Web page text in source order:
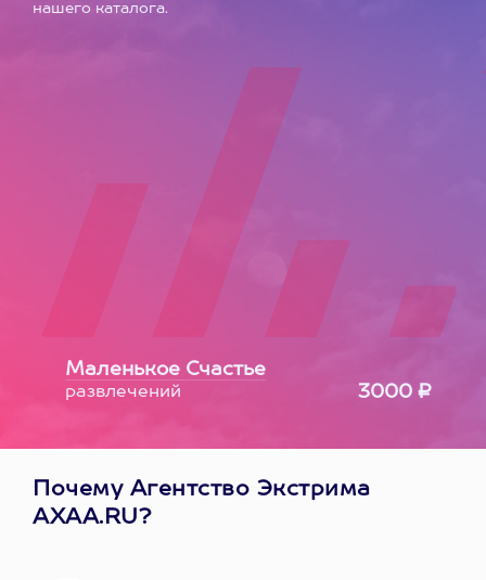
нашего каталога.
Маленькое Счастье
развлечений 3000 ₽
Почему Агентство Экстрима
AXAA.RU?